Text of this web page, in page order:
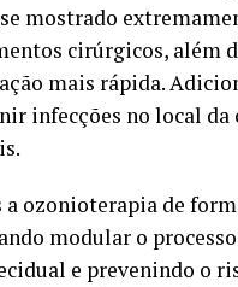
mostrado
cirúrgicos, além
mais rápida.
infecções no local da
ozonioterapia de
modular o
e prevenindo o